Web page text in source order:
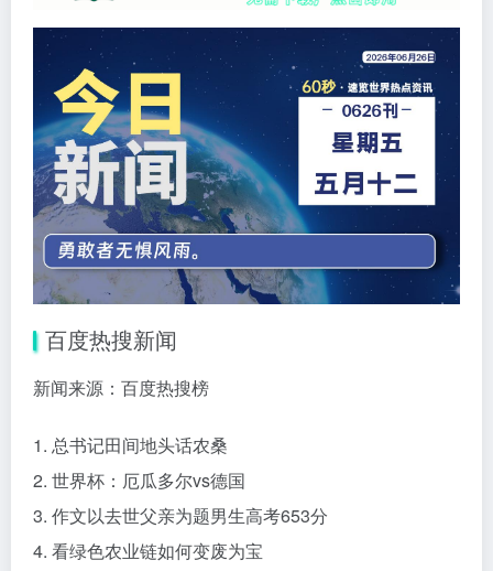
百度热搜新闻
新闻来源：百度热搜榜
1. 总书记田间地头话农桑
2. 世界杯：厄瓜多尔vs德国
3. 作文以去世父亲为题男生高考653分
4. 看绿色农业链如何变废为宝